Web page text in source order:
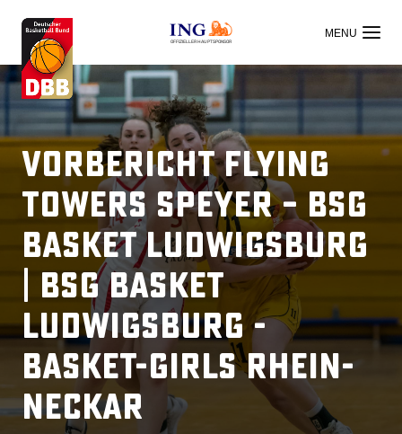
OFFIZIELLER HAUPTSPONSOR
Vorbericht Flying
Towers Speyer – BSG
Basket Ludwigsburg
| BSG Basket
Ludwigsburg -
Basket-Girls Rhein-
Neckar